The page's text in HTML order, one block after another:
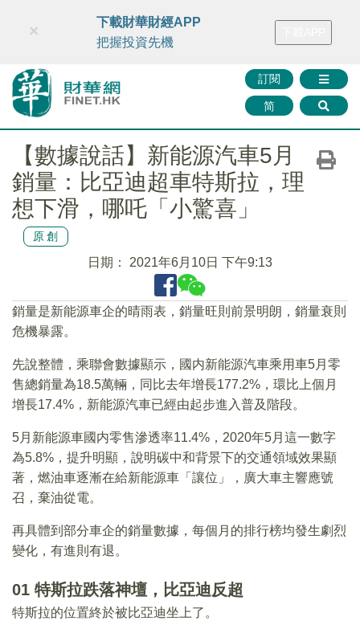
財華智庫網 FINTV FINMETA 財華證券 媒體矩陣
訂閱
简
×
下載財華財經APP
把握投資先機
【數據說話】新能源汽車5月
銷量：比亞迪超車特斯拉，理
想下滑，哪吒「小驚喜」
原創
日期： 2021年6月10日 下午9:13
銷量是新能源車企的晴雨表，銷量旺則前景明朗，銷量衰則
危機暴露。
先說整體，乘聯會數據顯示，國内新能源汽車乘用車5月零
售總銷量為18.5萬輛，同比去年增長177.2%，環比上個月
增長17.4%，新能源汽車已經由起步進入普及階段。
5月新能源車國内零售滲透率11.4%，2020年5月這一數字
為5.8%，提升明顯，說明碳中和背景下的交通領域效果顯
著，燃油車逐漸在給新能源車「讓位」，廣大車主響應號
召，棄油從電。
再具體到部分車企的銷量數據，每個月的排行榜均發生劇烈
變化，有進則有退。
01 特斯拉跌落神壇，比亞迪反超
特斯拉的位置終於被比亞迪坐上了。